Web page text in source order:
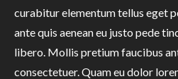
curabitur elementum tellus eget
ante quis aenean eu justo pede
libero. Mollis pretium faucibus
consectetuer. Quam eu dolor